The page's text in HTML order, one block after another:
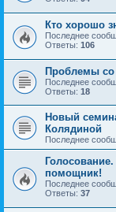
Кто хорошо
Последнее
Ответы: 106
Проблемы со
Последнее
Ответы: 18
Новый
Колядиной
Последнее
помощник!
Последнее
Ответы: 37